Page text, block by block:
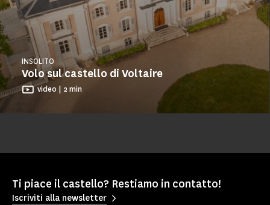
Volo sul castello di Voltaire
INSOLITO
video | 2 min
Ti piace il castello? Restiamo in contatto!
Iscriviti alla newsletter